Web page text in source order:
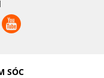
SÓC